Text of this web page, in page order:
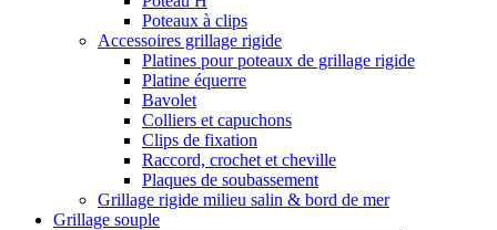
Poteaux à clips
Accessoires grillage rigide
Platines pour poteaux de grillage rigide
Platine équerre
Bavolet
Colliers et capuchons
Clips de fixation
Raccord, crochet et cheville
Plaques de soubassement
Grillage rigide milieu salin & bord de mer
Grillage souple